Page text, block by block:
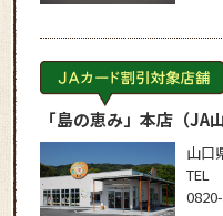
「島の恵み」本店（JA
山口
TEL